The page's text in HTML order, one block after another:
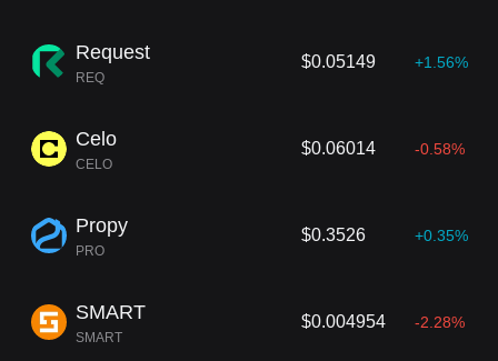
Request
REQ
$0.05149 +1.56%
Celo
CELO
$0.06014 -0.58%
Propy
PRO
$0.3526 +0.35%
SMART
SMART
$0.004954 -2.28%